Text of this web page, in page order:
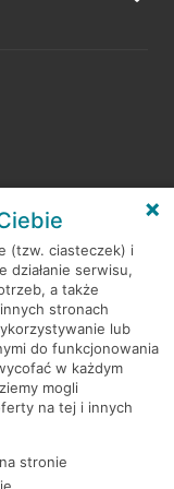
(tzw. ciasteczek) i
działanie serwisu,
a także
stronach
lub
do funkcjonowania
w każdym
mogli
na tej i innych
stronie